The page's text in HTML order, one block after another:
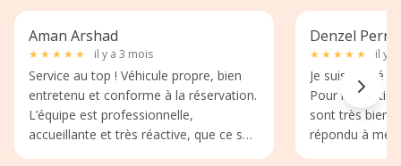
Aman Arshad
★ ★ ★ ★ ★ il y a 3 mois
Service au top ! Véhicule propre, bien
entretenu et conforme à la réservation.
L’équipe est professionnelle,
accueillante et très réactive, que ce soit
Denzel Perrin
★ ★ ★ ★ ★ il y
Je suis passé
Pour la
sont très bien
répondu à